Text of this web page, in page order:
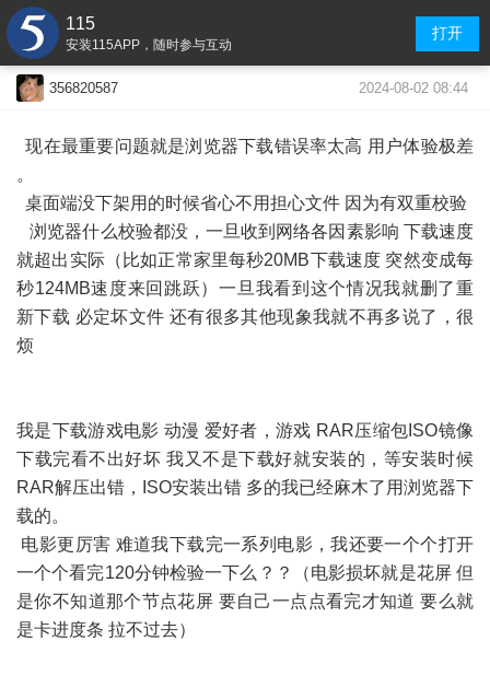
115
安装115APP，随时参与互动
打开
356820587 2024-08-02 08:44
现在最重要问题就是浏览器下载错误率太高 用户体验极差
。
桌面端没下架用的时候省心不用担心文件 因为有双重校验
浏览器什么校验都没，一旦收到网络各因素影响 下载速度
就超出实际（比如正常家里每秒20MB下载速度 突然变成每
秒124MB速度来回跳跃）一旦我看到这个情况我就删了重
新下载 必定坏文件 还有很多其他现象我就不再多说了，很
烦
我是下载游戏电影 动漫 爱好者，游戏 RAR压缩包ISO镜像
下载完看不出好坏 我又不是下载好就安装的，等安装时候
RAR解压出错，ISO安装出错 多的我已经麻木了用浏览器下
载的。
电影更厉害 难道我下载完一系列电影，我还要一个个打开
一个个看完120分钟检验一下么？？（电影损坏就是花屏 但
是你不知道那个节点花屏 要自己一点点看完才知道 要么就
是卡进度条 拉不过去）